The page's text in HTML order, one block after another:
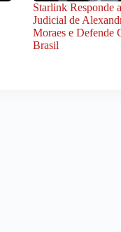
Starlink Responde
Judicial de
Moraes e Defende
Brasil